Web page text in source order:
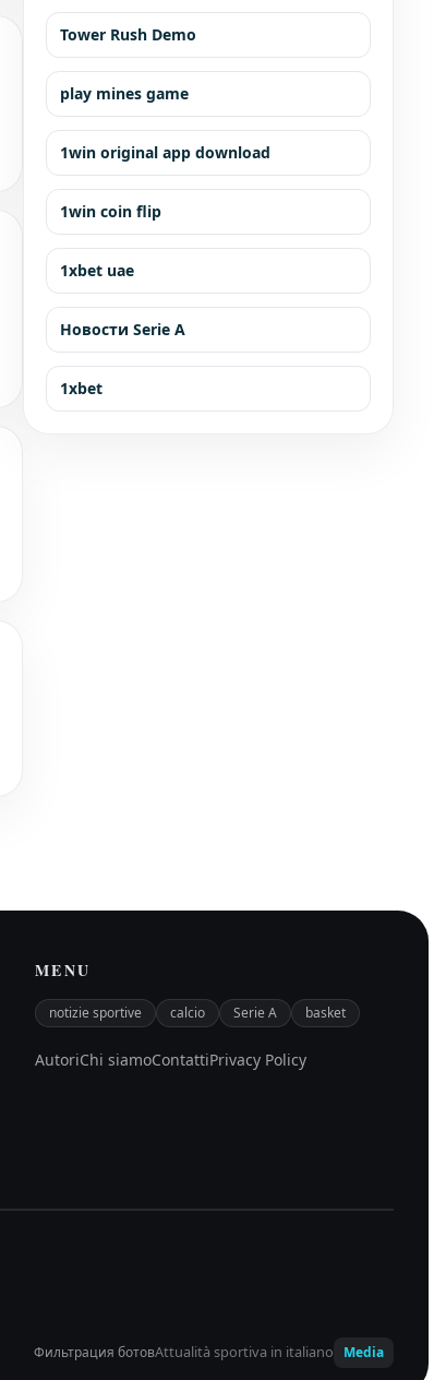
Tower Rush Demo
play mines game
1win original app download
1win coin flip
1xbet uae
Новости Serie A
1xbet
MENU
notizie sportive calcio Serie A basket
AutoriChi siamoContattiPrivacy Policy
Фильтрация ботовAttualità sportiva in italiano Media